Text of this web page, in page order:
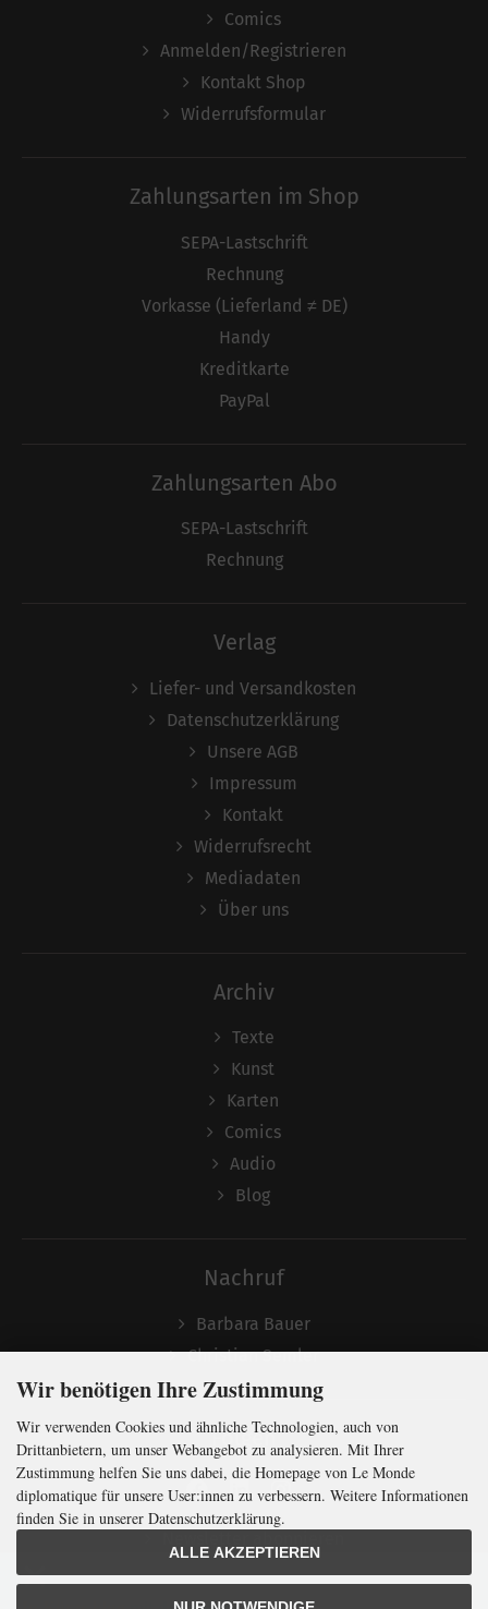
Comics
Anmelden/Registrieren
Kontakt Shop
Widerrufsformular
Zahlungsarten im Shop
SEPA-Lastschrift
Rechnung
Vorkasse (Lieferland ≠ DE)
Handy
Kreditkarte
PayPal
Zahlungsarten Abo
SEPA-Lastschrift
Rechnung
Verlag
Liefer- und Versandkosten
Datenschutzerklärung
Unsere AGB
Impressum
Kontakt
Widerrufsrecht
Mediadaten
Über uns
Archiv
Texte
Kunst
Karten
Comics
Audio
Blog
Nachruf
Barbara Bauer
Christian Semler
Folgen
Wir benötigen Ihre Zustimmung
Wir verwenden Cookies und ähnliche Technologien, auch von
Drittanbietern, um unser Webangebot zu analysieren. Mit Ihrer
Zustimmung helfen Sie uns dabei, die Homepage von Le Monde
diplomatique für unsere User:innen zu verbessern. Weitere Informationen
finden Sie in unserer Datenschutzerklärung.
ALLE AKZEPTIEREN